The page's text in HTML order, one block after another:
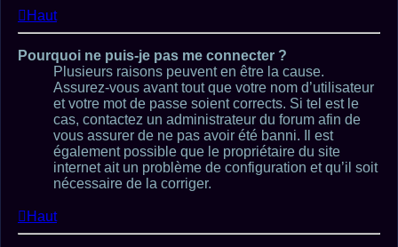
Haut
Pourquoi ne puis-je pas me connecter ?
Plusieurs raisons peuvent en être la cause.
Assurez-vous avant tout que votre nom d’utilisateur
et votre mot de passe soient corrects. Si tel est le
cas, contactez un administrateur du forum afin de
vous assurer de ne pas avoir été banni. Il est
également possible que le propriétaire du site
internet ait un problème de configuration et qu’il soit
nécessaire de la corriger.
Haut